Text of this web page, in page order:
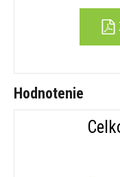
Hodnotenie